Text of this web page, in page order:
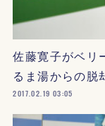
佐藤寛子がベリ
るま湯からの脱
2017.02.19 03:05